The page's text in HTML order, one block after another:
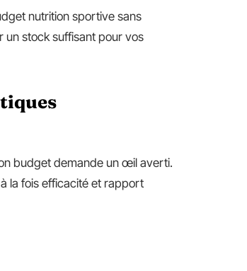
nutrition sportive sans
un stock suffisant pour vos
budget demande un œil averti.
la fois efficacité et rapport